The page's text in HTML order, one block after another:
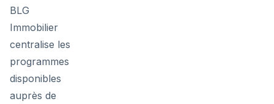
BLG
Immobilier
centralise les
programmes
disponibles
auprès de